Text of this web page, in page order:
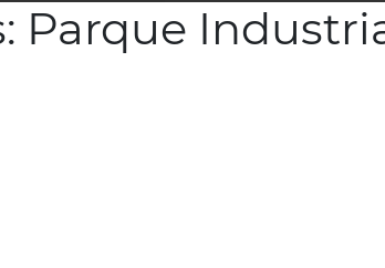
y compras
Calendario Editorial
Ediciones Anteriores
Parque